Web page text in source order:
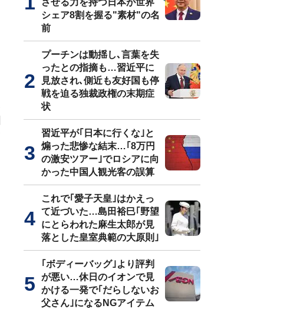
させる力を持つ日本が世界
シェア8割を握る"素材"の名
前
プーチンは動揺し､言葉を失
ったとの指摘も…習近平に
見放され､側近も友好国も停
戦を迫る独裁政権の末期症
状
習近平が｢日本に行くな｣と
煽った悲惨な結末…｢8万円
の激安ツアー｣でロシアに向
かった中国人観光客の誤算
これで｢愛子天皇｣はかえっ
て近づいた…島田裕巳｢野望
にとらわれた麻生太郎が見
落とした皇室典範の大原則｣
｢ボディーバッグ｣より評判
が悪い…休日のイオンで見
かける一発で｢だらしないお
父さん｣になるNGアイテム